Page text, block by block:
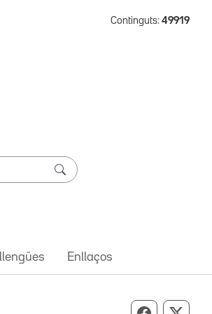
Continguts: 49919
Enllaços